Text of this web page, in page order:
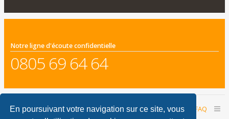
En poursuivant votre navigation sur ce site, vous
Notre ligne d'écoute confidentielle
0805 69 64 64
Accueil du forum FAQ
Nous contacter